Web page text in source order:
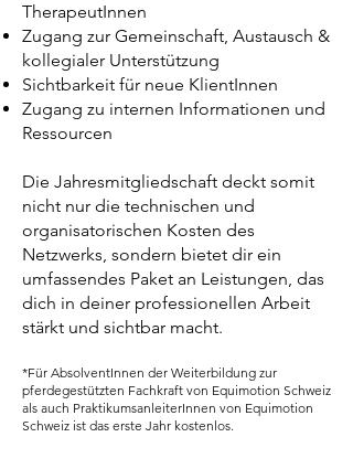
TherapeutInnen
Zugang zur Gemeinschaft, Austausch &
kollegialer Unterstützung
Sichtbarkeit für neue KlientInnen
Zugang zu internen Informationen und
Ressourcen
Die Jahresmitgliedschaft deckt somit
nicht nur die technischen und
organisatorischen Kosten des
Netzwerks, sondern bietet dir ein
umfassendes Paket an Leistungen, das
dich in deiner professionellen Arbeit
stärkt und sichtbar macht.
*Für AbsolventInnen der Weiterbildung zur
pferdegestützten Fachkraft von Equimotion Schweiz
als auch PraktikumsanleiterInnen von Equimotion
Schweiz ist das erste Jahr kostenlos.